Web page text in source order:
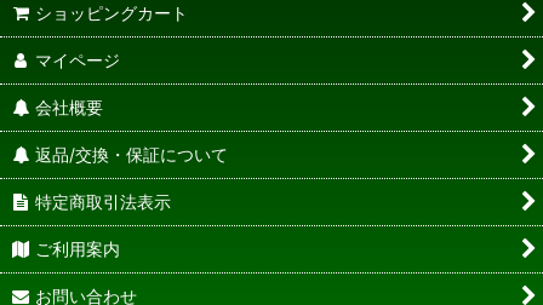
ショッピングカート
マイページ
会社概要
返品/交換・保証について
特定商取引法表示
ご利用案内
お問い合わせ